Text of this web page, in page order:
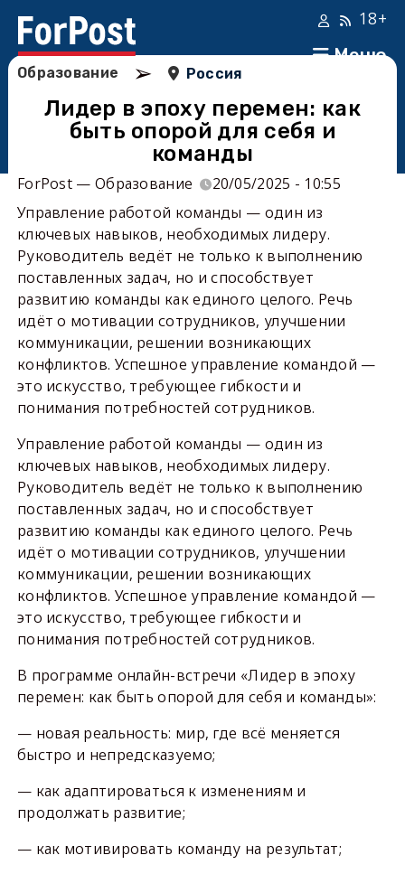
Меню
18+
Образование ➢ Россия
Лидер в эпоху перемен: как
быть опорой для себя и
команды
ForPost — Образование
20/05/2025 - 10:55
Управление работой команды — один из
ключевых навыков, необходимых лидеру.
Руководитель ведёт не только к выполнению
поставленных задач, но и способствует
развитию команды как единого целого. Речь
идёт о мотивации сотрудников, улучшении
коммуникации, решении возникающих
конфликтов. Успешное управление командой —
это искусство, требующее гибкости и
понимания потребностей сотрудников.
Управление работой команды — один из
ключевых навыков, необходимых лидеру.
Руководитель ведёт не только к выполнению
поставленных задач, но и способствует
развитию команды как единого целого. Речь
идёт о мотивации сотрудников, улучшении
коммуникации, решении возникающих
конфликтов. Успешное управление командой —
это искусство, требующее гибкости и
понимания потребностей сотрудников.
В программе онлайн-встречи «Лидер в эпоху
перемен: как быть опорой для себя и команды»:
— новая реальность: мир, где всё меняется
быстро и непредсказуемо;
— как адаптироваться к изменениям и
продолжать развитие;
— как мотивировать команду на результат;